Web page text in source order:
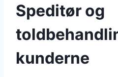
Speditør og
kunderne